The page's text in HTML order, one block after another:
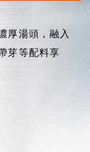
厚湯頭，融入
芽等配料享